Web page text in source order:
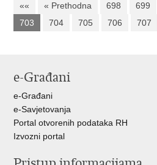
«« « Prethodna 698 699
703
704 705 706 707
e-Građani
e-Građani
e-Savjetovanja
Portal otvorenih podataka RH
Izvozni portal